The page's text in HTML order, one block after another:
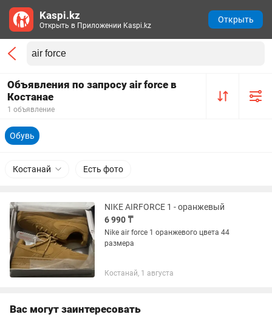
Объявления по запросу air force в
Костанае
1 объявление
Обувь
Костанай Есть фото
NIKE AIRFORCE 1 - оранжевый
6 990 ₸
Nike air force 1 оранжевого цвета 44
размера
Костанай, 1 августа
Вас могут заинтересовать
Kaspi.kz
Открыть в Приложении Kaspi.kz
Открыть